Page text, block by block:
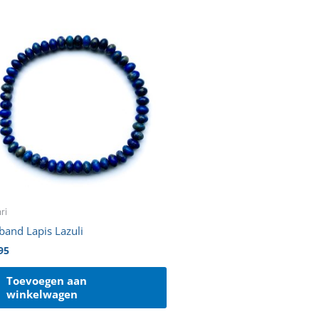
Lapis Lazuli
Toevoegen aan
winkelwagen